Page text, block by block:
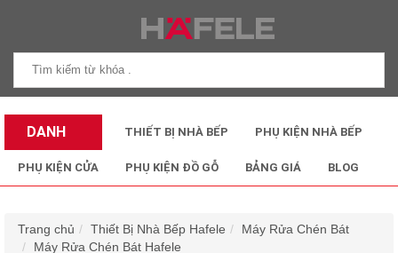
DANH
MỤC SẢN
THIẾT BỊ NHÀ BẾP PHỤ KIỆN NHÀ BẾP
PHỤ KIỆN CỬA PHỤ KIỆN ĐỒ GỖ BẢNG GIÁ BLOG
Trang chủ Thiết Bị Nhà Bếp Hafele
Máy Rửa Chén Bát
Máy Rửa Chén Bát Hafele